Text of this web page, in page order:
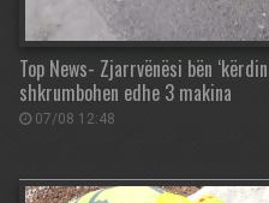
Top News- Zjarrvënësi bën
shkrumbohen edhe 3 makina
07/08 12:48